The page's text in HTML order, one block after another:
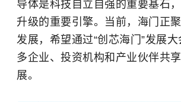
导体是科技自立自强的重要基石
升级的重要引擎。当前，海门正
发展，希望通过“创芯海门”发展
多企业、投资机构和产业伙伴共
展。